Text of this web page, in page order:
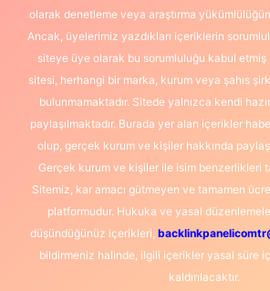
olarak denetleme veya araştırma
Ancak, üyelerimiz yazdıkları içeriklerin
siteye üye olarak bu sorumluluğu kabul etmiş
sitesi, herhangi bir marka, kurum veya şahıs
bulunmamaktadır. Sitede yalnızca kendi
paylaşılmaktadır. Burada yer alan içerikler
olup, gerçek kurum ve kişiler hakkında
Gerçek kurum ve kişiler ile isim benzerlikleri
Sitemiz, kar amacı gütmeyen ve tamamen
platformudur. Hukuka ve yasal
düşündüğünüz içerikleri,
bildirmeniz halinde, ilgili içerikler yasal süre
kaldırılacaktır.